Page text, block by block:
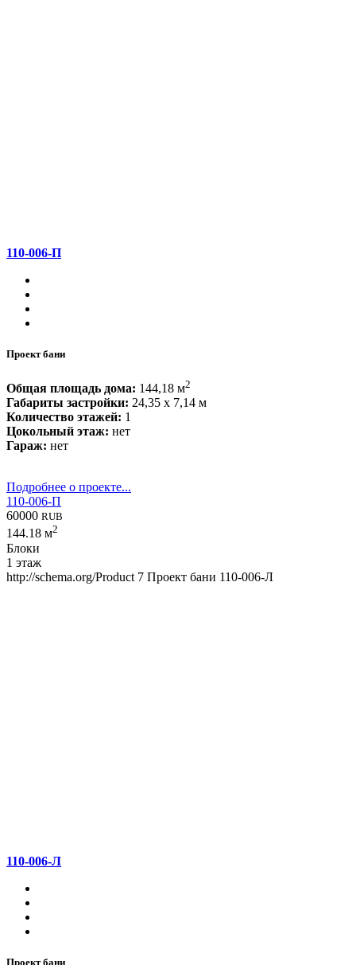
110-006-П
Проект бани
Общая площадь дома: 144,18 м2
Габариты застройки: 24,35 x 7,14 м
Количество этажей: 1
Цокольный этаж: нет
Гараж: нет
Подробнее о проекте...
110-006-П
60000 RUB
144.18 м2
Блоки
1 этаж
http://schema.org/Product 7 Проект бани 110-006-Л
110-006-Л
Проект бани